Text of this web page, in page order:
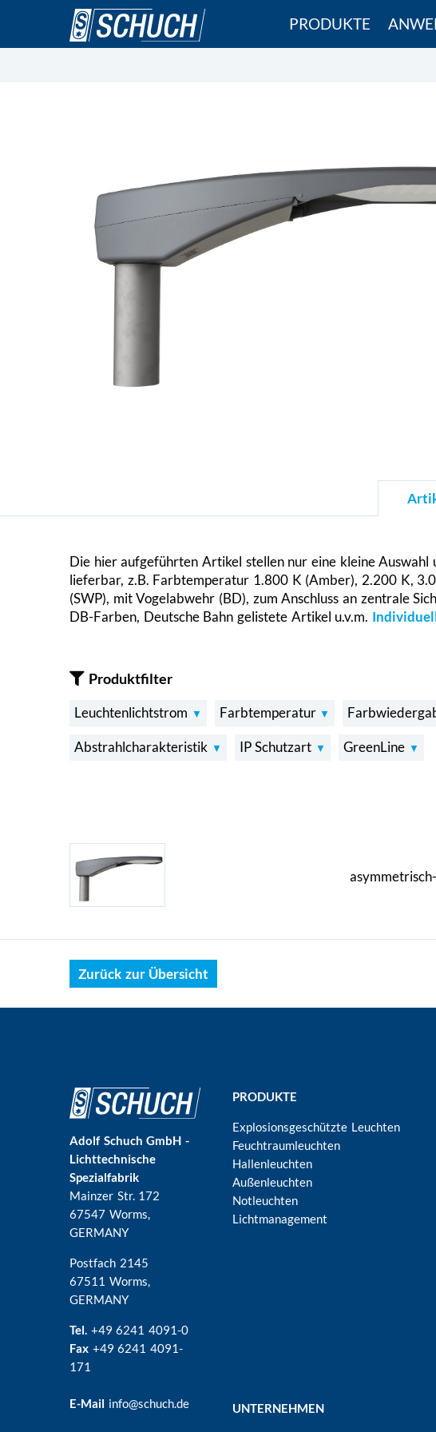
Inhalt
PRODUKTE
Die hier aufgeführten Artikel stellen nur eine kleine
lieferbar, z.B. Farbtemperatur 1.800 K (Amber), 2.200 K,
(SWP), mit Vogelabwehr (BD), zum Anschluss an zentrale
DB-Farben, Deutsche Bahn gelistete Artikel u.v.m.
Produktfilter
Leuchtenlichtstrom
Farbtemperatur
Abstrahlcharakteristik IP Schutzart GreenLine
Zurück zur Übersicht
Adolf Schuch GmbH -
Lichttechnische
Spezialfabrik
Mainzer Str. 172
67547 Worms,
GERMANY
Postfach 2145
67511 Worms,
GERMANY
Tel. +49 6241 4091-0
Fax +49 6241 4091-
171
E-Mail info@schuch.de
Hauptnavigation
PRODUKTE
Explosionsgeschützte Leuchten
Feuchtraumleuchten
Hallenleuchten
Außenleuchten
Notleuchten
Lichtmanagement
UNTERNEHMEN